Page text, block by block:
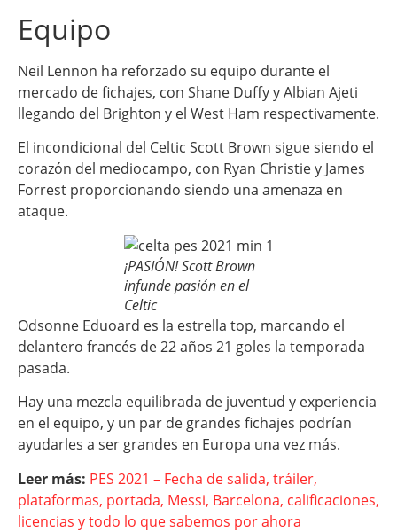
Equipo
Neil Lennon ha reforzado su equipo durante el
mercado de fichajes, con Shane Duffy y Albian Ajeti
llegando del Brighton y el West Ham respectivamente.
El incondicional del Celtic Scott Brown sigue siendo el
corazón del mediocampo, con Ryan Christie y James
Forrest proporcionando siendo una amenaza en
ataque.
¡PASIÓN! Scott Brown
infunde pasión en el
Celtic
Odsonne Eduoard es la estrella top, marcando el
delantero francés de 22 años 21 goles la temporada
pasada.
Hay una mezcla equilibrada de juventud y experiencia
en el equipo, y un par de grandes fichajes podrían
ayudarles a ser grandes en Europa una vez más.
Leer más: PES 2021 – Fecha de salida, tráiler,
plataformas, portada, Messi, Barcelona, calificaciones,
licencias y todo lo que sabemos por ahora